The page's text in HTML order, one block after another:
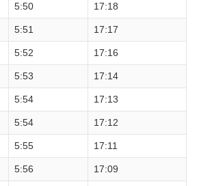
5:50 17:18
5:51 17:17
5:52 17:16
5:53 17:14
5:54 17:13
5:54 17:12
5:55 17:11
5:56 17:09